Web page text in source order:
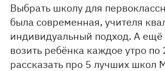
Выбрать школу для
была современная, учителя
индивидуальный подход. А
возить ребёнка каждое утро
рассказать про 5 лучших школ